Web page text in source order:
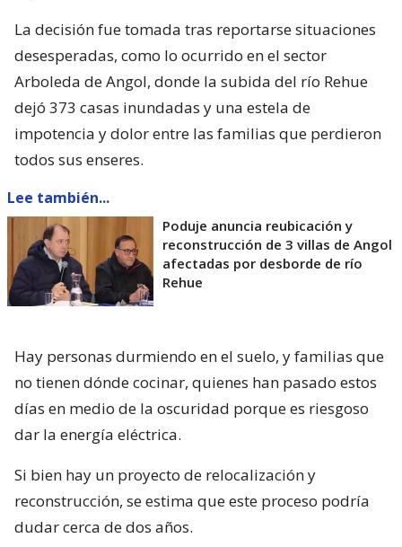
La decisión fue tomada tras reportarse situaciones
desesperadas, como lo ocurrido en el sector
Arboleda de Angol, donde la subida del río Rehue
dejó 373 casas inundadas y una estela de
impotencia y dolor entre las familias que perdieron
todos sus enseres.
Lee también...
Poduje anuncia reubicación y
reconstrucción de 3 villas de Angol
afectadas por desborde de río
Rehue
Hay personas durmiendo en el suelo, y familias que
no tienen dónde cocinar, quienes han pasado estos
días en medio de la oscuridad porque es riesgoso
dar la energía eléctrica.
Si bien hay un proyecto de relocalización y
reconstrucción, se estima que este proceso podría
dudar cerca de dos años.